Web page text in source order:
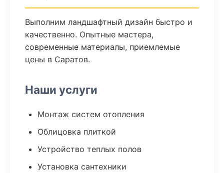
Выполним ландшафтный дизайн быстро и
качественно. Опытные мастера,
современные материалы, приемлемые
цены в Саратов.
Наши услуги
Монтаж систем отопления
Облицовка плиткой
Устройство теплых полов
Установка сантехники